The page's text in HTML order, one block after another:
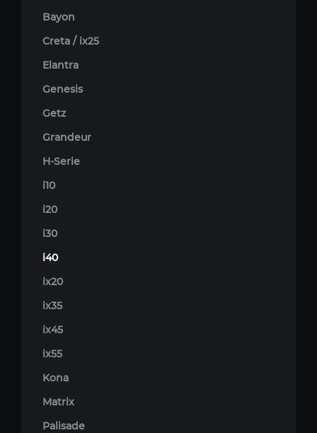
Bayon
Creta / ix25
Elantra
Genesis
Getz
Grandeur
H-Serie
i10
i20
i30
i40
ix20
ix35
ix45
ix55
Kona
Matrix
Palisade